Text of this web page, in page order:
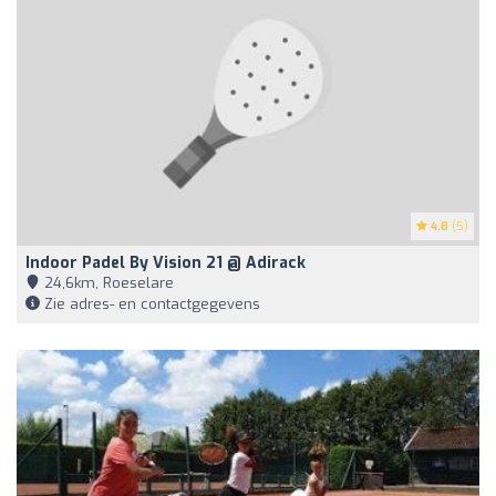
4.8 (5)
Indoor Padel By Vision 21 @ Adirack
24,6km, Roeselare
Zie adres- en contactgegevens